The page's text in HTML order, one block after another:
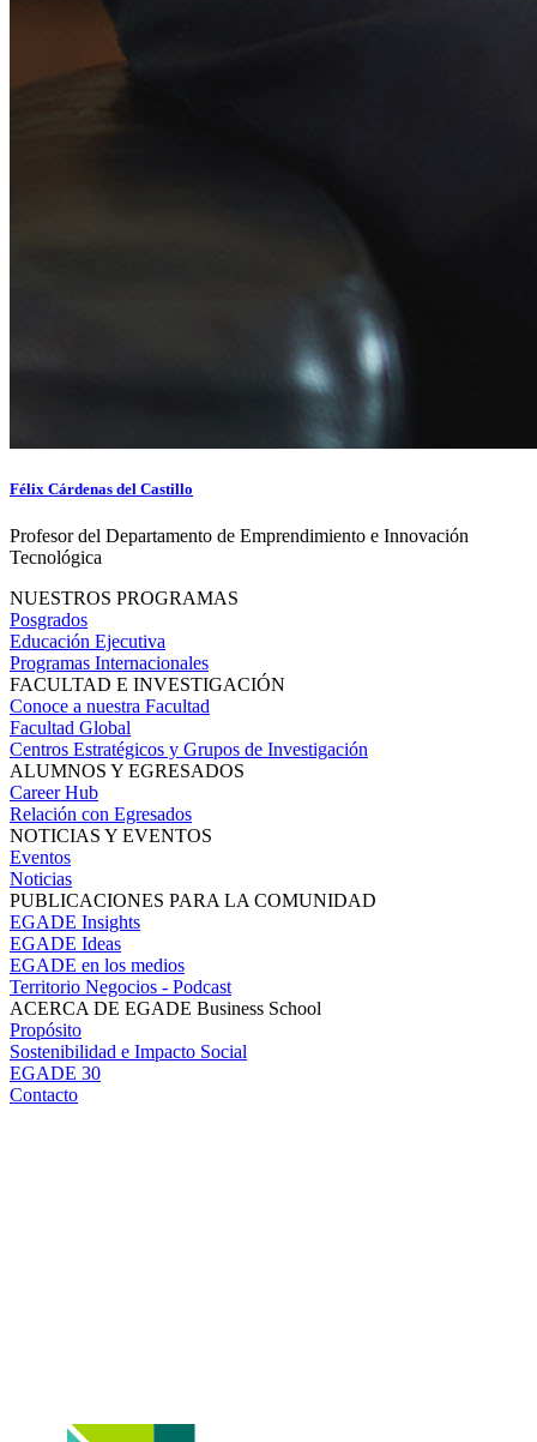
Félix Cárdenas del Castillo
Profesor del Departamento de Emprendimiento e Innovación
Tecnológica
NUESTROS PROGRAMAS
Posgrados
Educación Ejecutiva
Programas Internacionales
FACULTAD E INVESTIGACIÓN
Conoce a nuestra Facultad
Facultad Global
Centros Estratégicos y Grupos de Investigación
ALUMNOS Y EGRESADOS
Career Hub
Relación con Egresados
NOTICIAS Y EVENTOS
Eventos
Noticias
PUBLICACIONES PARA LA COMUNIDAD
EGADE Insights
EGADE Ideas
EGADE en los medios
Territorio Negocios - Podcast
ACERCA DE EGADE Business School
Propósito
Sostenibilidad e Impacto Social
EGADE 30
Contacto